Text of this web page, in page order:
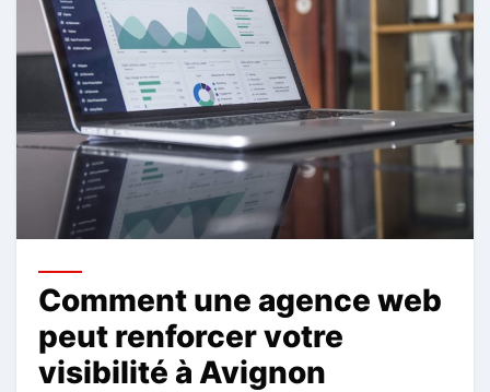
Comment une agence web
peut renforcer votre
visibilité à Avignon